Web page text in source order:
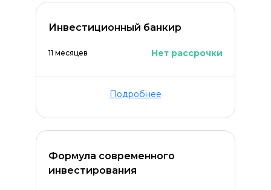
Инвестиционный банкир
11 месяцев Нет рассрочки
Подробнее
Формула современного
инвестирования